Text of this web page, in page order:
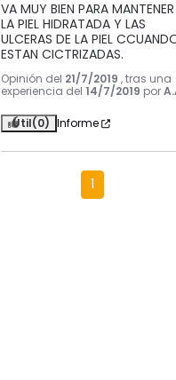
VA MUY BIEN PARA MANTENER
LA PIEL HIDRATADA Y LAS
ULCERAS DE LA PIEL
ESTAN CICTRIZADAS.
Opinión del 21/7/2019 , tras una
experiencia del 14/7/2019 por
Útil(0) Informe
1